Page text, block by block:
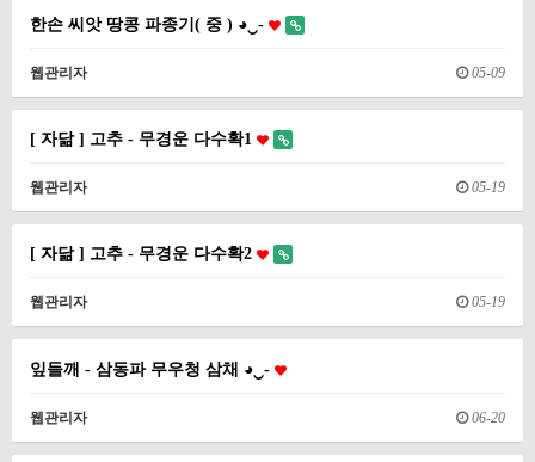
한손 씨앗 땅콩 파종기( 중 ) ◕‿-
웹관리자 05-09
[ 자닮 ] 고추 - 무경운 다수확1
웹관리자 05-19
[ 자닮 ] 고추 - 무경운 다수확2
웹관리자 05-19
잎들깨 - 삼동파 무우청 삼채 ◕‿-
웹관리자 06-20